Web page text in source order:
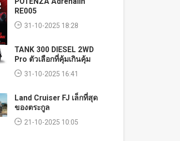
RE005
31-10-2025 18:28
TANK 300 DIESEL 2WD
Pro ตัวเลือกที่คุ้มเกินคุ้ม
31-10-2025 16:41
Land Cruiser FJ เล็กที่สุด
ของตระกูล
21-10-2025 10:05